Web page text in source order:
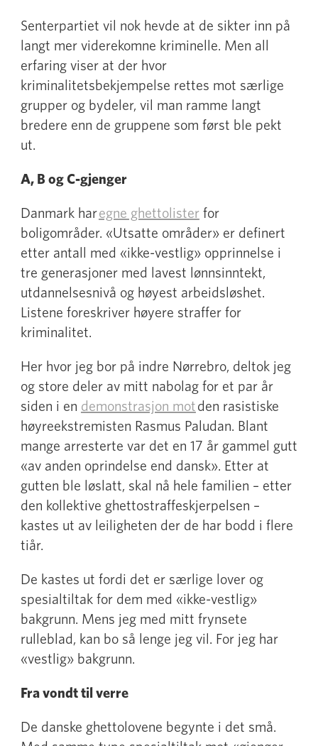
Senterpartiet vil nok hevde at de sikter inn på
langt mer viderekomne kriminelle. Men all
erfaring viser at der hvor
kriminalitetsbekjempelse rettes mot særlige
grupper og bydeler, vil man ramme langt
bredere enn de gruppene som først ble pekt
ut.
A, B og C-gjenger
Danmark haregne ghettolisterfor
boligområder. «Utsatte områder» er definert
etter antall med «ikke-vestlig» opprinnelse i
tre generasjoner med lavest lønnsinntekt,
utdannelsesnivå og høyest arbeidsløshet.
Listene foreskriver høyere straffer for
kriminalitet.
Her hvor jeg bor på indre Nørrebro, deltok jeg
og store deler av mitt nabolag for et par år
siden i en demonstrasjon motden rasistiske
høyreekstremisten Rasmus Paludan. Blant
mange arresterte var det en 17 år gammel gutt
«av anden oprindelse end dansk». Etter at
gutten ble løslatt, skal nå hele familien – etter
den kollektive ghettostraffeskjerpelsen –
kastes ut av leiligheten der de har bodd i flere
tiår.
De kastes ut fordi det er særlige lover og
spesialtiltak for dem med «ikke-vestlig»
bakgrunn. Mens jeg med mitt frynsete
rulleblad, kan bo så lenge jeg vil. For jeg har
«vestlig» bakgrunn.
Fra vondt til verre
De danske ghettolovene begynte i det små.